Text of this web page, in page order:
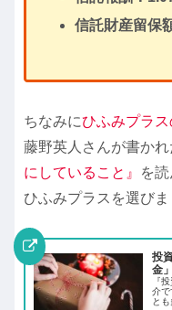
信託財産留保
ちなみにひふみプラ
藤野英人さんが書かれ
にしていること』
を
ひふみプラスを選びま
投
金
『
介で
と